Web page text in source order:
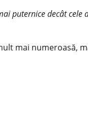
puternice decât
mai numeroasă,